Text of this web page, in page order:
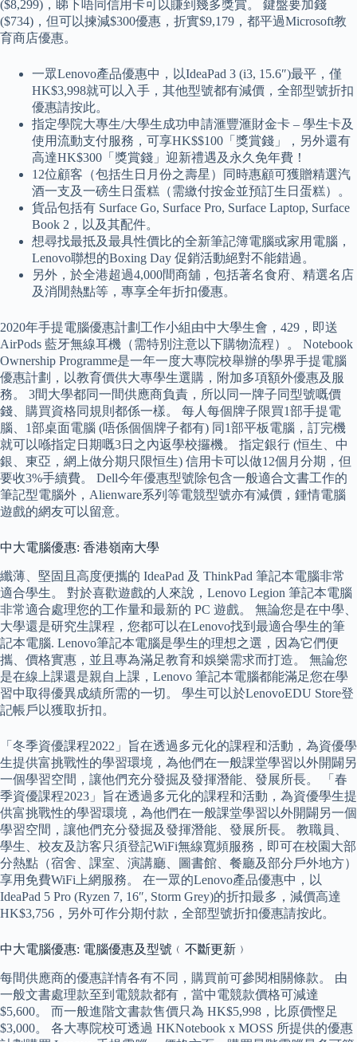
($8,299)，睇下唔同信用卡可以賺到幾多獎賞。 鍵盤要加錢
($734)，但可以揀減$300優惠，折實$9,179，都平過Microsoft教
育商店優惠。
一眾Lenovo產品優惠中，以IdeaPad 3 (i3, 15.6″)最平，僅
HK$3,998就可以入手，其他型號都有減價，全部型號折扣
優惠請按此。
指定學院大專生/大學生成功申請滙豐滙財金卡 – 學生卡及
使用流動支付服務，可享HK$$100「獎賞錢」，另外還有
高達HK$300「獎賞錢」迎新禮遇及永久免年費！
12位顧客（包括生日月份之壽星）同時惠顧可獲贈精選汽
酒一支及一磅生日蛋糕（需繳付按金並預訂生日蛋糕）。
貨品包括有 Surface Go, Surface Pro, Surface Laptop, Surface
Book 2，以及其配件。
想尋找最抵及最具性價比的全新筆記簿電腦或家用電腦，
Lenovo聯想的Boxing Day 促銷活動絕對不能錯過。
另外，於全港超過4,000間商舖，包括著名食府、精選名店
及消閒熱點等，專享全年折扣優惠。
2020年手提電腦優惠計劃工作小組由中大學生會，429，即送
AirPods 藍牙無線耳機（需特別注意以下購物流程）。 Notebook
Ownership Programme是一年一度大專院校舉辦的學界手提電腦
優惠計劃，以教育價供大專學生選購，附加多項額外優惠及服
務。 3間大學都同一間供應商負責，所以同一牌子同型號嘅價
錢、購買資格同規則都係一樣。 每人每個牌子限買1部手提電
腦、1部桌面電腦 (唔係個個牌子都有) 同1部平板電腦，訂完機
就可以喺指定日期嘅3日之內返學校攞機。 指定銀行 (恒生、中
銀、東亞，網上做分期只限恒生) 信用卡可以做12個月分期，但
要收3%手續費。 Dell今年優惠型號除包含一般適合文書工作的
筆記型電腦外，Alienware系列等電競型號亦有減價，鍾情電腦
遊戲的網友可以留意。
中大電腦優惠: 香港嶺南大學
纖薄、堅固且高度便攜的 IdeaPad 及 ThinkPad 筆記本電腦非常
適合學生。 對於喜歡遊戲的人來說，Lenovo Legion 筆記本電腦
非常適合處理您的工作量和最新的 PC 遊戲。 無論您是在中學、
大學還是研究生課程，您都可以在Lenovo找到最適合學生的筆
記本電腦. Lenovo筆記本電腦是學生的理想之選，因為它們便
攜、價格實惠，並且專為滿足教育和娛樂需求而打造。 無論您
是在線上課還是親自上課，Lenovo 筆記本電腦都能滿足您在學
習中取得優異成績所需的一切。 學生可以於LenovoEDU Store登
記帳戶以獲取折扣。
「冬季資優課程2022」旨在透過多元化的課程和活動，為資優學
生提供富挑戰性的學習環境，為他們在一般課堂學習以外開闢另
一個學習空間，讓他們充分發掘及發揮潛能、發展所長。 「春
季資優課程2023」旨在透過多元化的課程和活動，為資優學生提
供富挑戰性的學習環境，為他們在一般課堂學習以外開闢另一個
學習空間，讓他們充分發掘及發揮潛能、發展所長。 教職員、
學生、校友及訪客只須登記WiFi無線寬頻服務，即可在校園大部
分熱點（宿舍、課室、演講廳、圖書館、餐廳及部分戶外地方）
享用免費WiFi上網服務。 在一眾的Lenovo產品優惠中，以
IdeaPad 5 Pro (Ryzen 7, 16″, Storm Grey)的折扣最多，減價高達
HK$3,756，另外可作分期付款，全部型號折扣優惠請按此。
中大電腦優惠: 電腦優惠及型號﹙不斷更新﹚
每間供應商的優惠詳情各有不同，購買前可參閱相關條款。 由
一般文書處理款至到電競款都有，當中電競款價格可減達
$5,600。 而一般進階文書款售價只為 HK$5,998，比原價慳足
$3,000。 各大專院校可透過 HKNotebook x MOSS 所提供的優惠